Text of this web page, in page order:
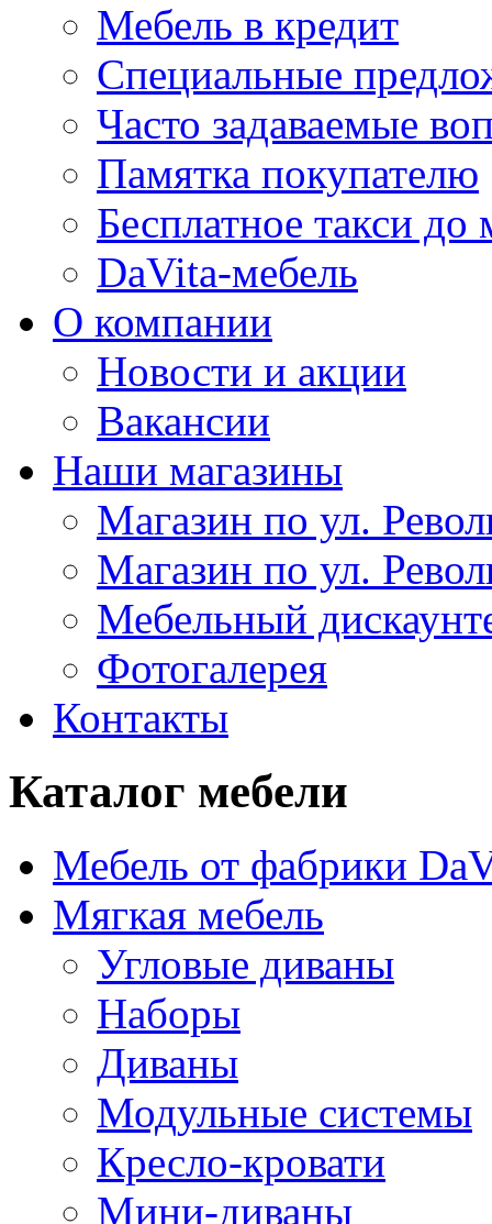
Мебель в кредит
Специальные
Часто задаваемые
Памятка покупателю
Бесплатное такси до
DaVita-мебель
О компании
Новости и акции
Вакансии
Наши магазины
Магазин по ул.
Магазин по ул.
Мебельный
Фотогалерея
Контакты
Каталог мебели
Мебель от фабрики
Мягкая мебель
Угловые диваны
Наборы
Диваны
Модульные системы
Кресло-кровати
Мини-диваны